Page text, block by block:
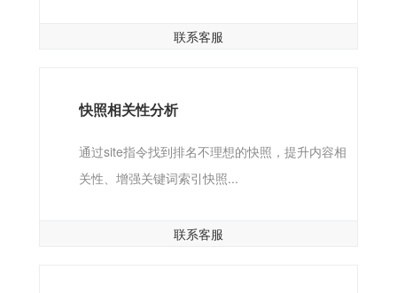
联系客服
快照相关性分析
通过site指令找到排名不理想的快照，提升内容相
关性、增强关键词索引快照...
联系客服